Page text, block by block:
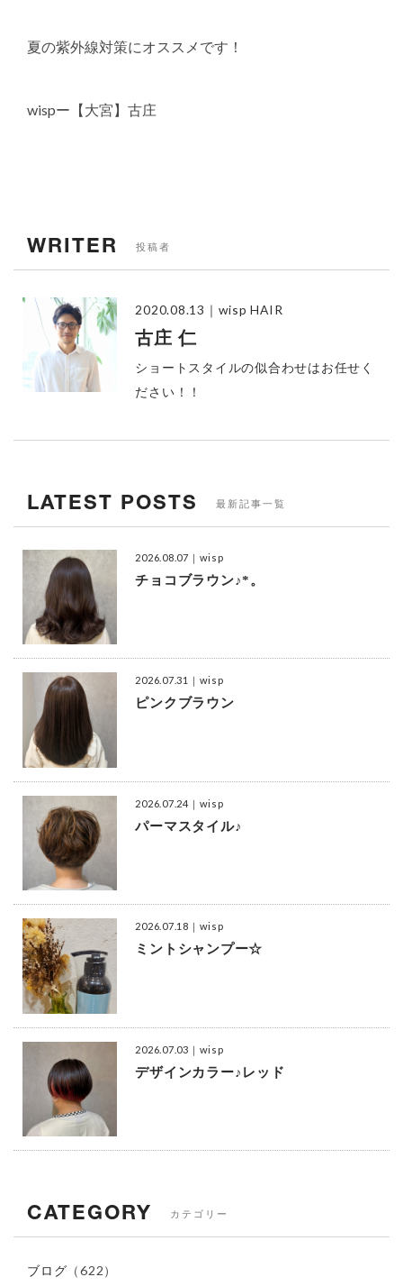
夏の紫外線対策にオススメです！
wispー【大宮】古庄
WRITER 投稿者
2020.08.13 ｜wisp HAIR
古庄 仁
ショートスタイルの似合わせはお任せく
ださい！！
LATEST POSTS 最新記事一覧
2026.08.07 ｜wisp
チョコブラウン♪*。
2026.07.31 ｜wisp
ピンクブラウン
2026.07.24 ｜wisp
パーマスタイル♪
2026.07.18 ｜wisp
ミントシャンプー☆
2026.07.03 ｜wisp
デザインカラー♪レッド
CATEGORY カテゴリー
ブログ （622）